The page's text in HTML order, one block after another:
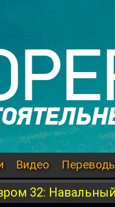
Видео
32: